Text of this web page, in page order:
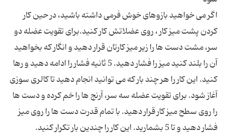
اگر می خواهید بازوهای خوش فرمی داشته باشید، در حین کار
کردن پشت میز کار ، روی عضلاتش کار کنید.برای تقویت عضله دو
سر، مشت دست ها را زیر میز کارتان قرار دهید و انگار که بخواهید
آن را بلند کنید میز را فشار دهید. 5 ثانیه فشار را ادامه دهید و رها
کنید. این کار را هر چند بار که می توانید انجام دهید تا کالری سوزی
آغاز شود. برای تقویت عضله سه سر، آرنج ها را خم کرده و دست ها
را روی سطح میز کار قرار دهید. با تمام قدرت دست ها را روی میز